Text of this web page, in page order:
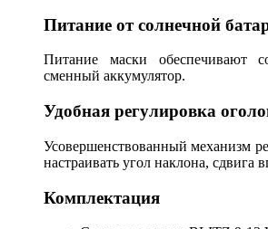
Питание от солнечной
Питание маски обеспечивают
сменный аккумулятор.
Удобная регулировка
Усовершенствованный механизм
настраивать угол наклона, сдвига
Комплектация